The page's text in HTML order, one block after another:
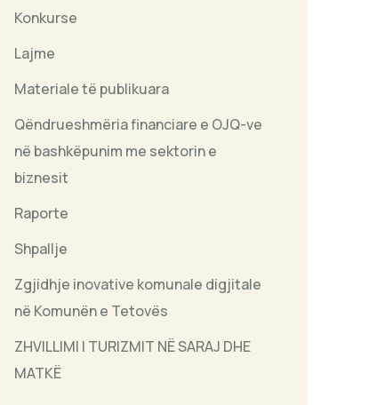
Konkurse
Lajme
Materiale të publikuara
Qëndrueshmëria financiare e OJQ-ve
në bashkëpunim me sektorin e
biznesit
Raporte
Shpallje
Zgjidhje inovative komunale digjitale
në Komunën e Tetovës
ZHVILLIMI I TURIZMIT NË SARAJ DHE
MATKË